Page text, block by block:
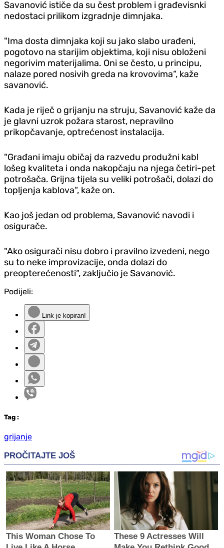
Savanović ističe da su čest problem i građevisnki
nedostaci prilikom izgradnje dimnjaka.
"Ima dosta dimnjaka koji su jako slabo urađeni,
pogotovo na starijim objektima, koji nisu obloženi
negorivim materijalima. Oni se često, u principu,
nalaze pored nosivih greda na krovovima“, kaže
savanović.
Kada je riječ o grijanju na struju, Savanović kaže da
je glavni uzrok požara starost, nepravilno
prikopčavanje, optrećenost instalacija.
"Građani imaju običaj da razvedu produžni kabl
lošeg kvaliteta i onda nakopčaju na njega četiri-pet
potrošača. Grijna tijela su veliki potrošači, dolazi do
topljenja kablova“, kaže on.
Kao još jedan od problema, Savanović navodi i
osigurače.
"Ako osigurači nisu dobro i pravilno izvedeni, nego
su to neke improvizacije, onda dolazi do
preopterećenosti“, zaključio je Savanović.
Podijeli:
Link je kopiran!
Tag :
grijanje